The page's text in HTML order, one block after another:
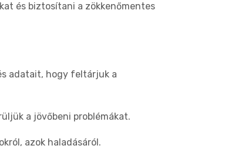
és biztosítani a zökkenőmentes
adatait, hogy feltárjuk a
a jövőbeni problémákat.
azok haladásáról.